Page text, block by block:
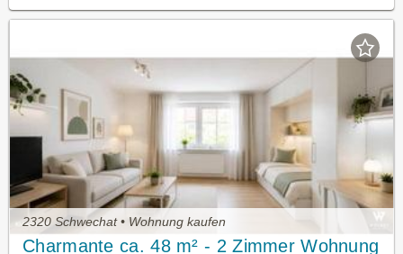
2320 Schwechat • Wohnung kaufen
Charmante ca. 48 m² - 2 Zimmer Wohnung